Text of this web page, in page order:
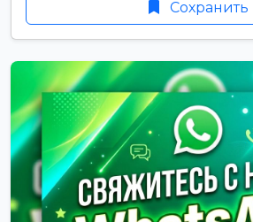
Сохранить